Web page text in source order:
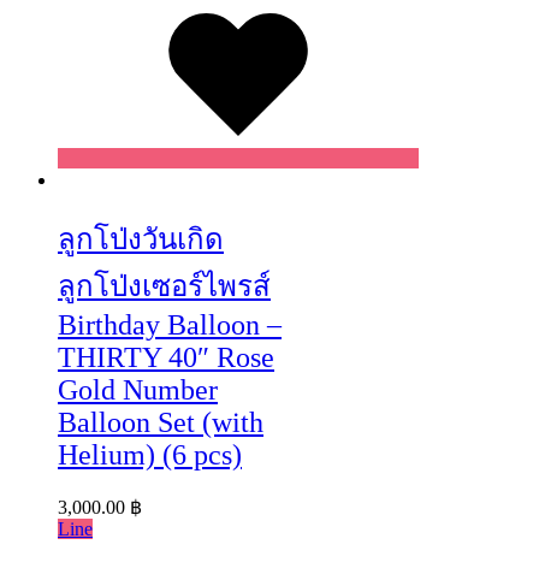
ลูกโป่งวันเกิด
ลูกโป่งเซอร์ไพรส์
Birthday Balloon –
THIRTY 40″ Rose
Gold Number
Balloon Set (with
Helium) (6 pcs)
3,000.00 ฿
Line